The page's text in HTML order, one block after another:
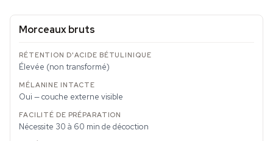
Morceaux bruts
Élevée (non transformé)
Oui — couche externe visible
Nécessite 30 à 60 min de décoction